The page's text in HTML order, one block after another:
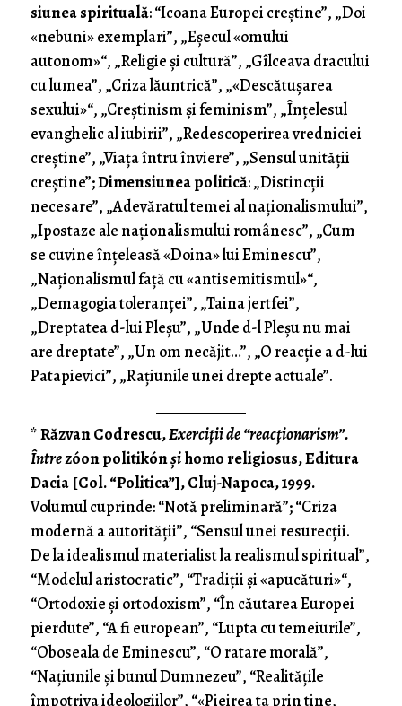
siunea spirituală: “Icoana Europei creştine”, „Doi
«ne­buni» exemplari”, „Eşecul «omului
autonom»“, „Religie şi cultură”, „Gîlceava dracului
cu lumea”, „Criza lăuntrică”, „«Descătuşarea
sexului»“, „Creştinism şi feminism”, „Înţelesul
evanghelic al iubirii”, „Redescoperirea vredniciei
creştine”, „Viaţa întru înviere”, „Sensul unităţii
creştine”;Dimensiunea politică: „Distincţii
necesare”, „Adevăratul temei al naţionalismului”,
„Ipostaze ale naţionalismului românesc”, „Cum
se cuvine înţeleasă «Doina» lui Eminescu”,
„Naţionalismul faţă cu «antisemitismul»“,
„Demagogia toleranţei”, „Taina jertfei”,
„Dreptatea d-lui Pleşu”, „Unde d-l Pleşu nu mai
are dreptate”, „Un om necăjit…”, „O reacţie a d-lui
Patapievici”, „Raţi­u­nile unei drepte actuale”.
*Răzvan Codrescu,Exerciţii de “reacţionarism”.
Întrezóon politikónşihomo religiosus, Editura
Dacia [Col. “Politica”], Cluj-Napoca, 1999.
Volumul cuprinde: “Notă pre­­liminară”; “Criza
modernă a autorităţii”, “Sensul unei resurecţii.
De la idealismul materialist la realismul spiritual”,
“Modelul aristocratic”, “Tradiţii şi «apucături»“,
“Ortodoxie şi ortodoxism”, “În cău­tarea Europei
pierdute”, “A fi european”, “Lupta cu temeiurile”,
“Oboseala de Eminescu”, “O ratare morală”,
“Naţiu­nile şi bu­nul Dumnezeu”, “Realităţile
împotriva ideologiilor”, “«Pieirea ta prin tine,